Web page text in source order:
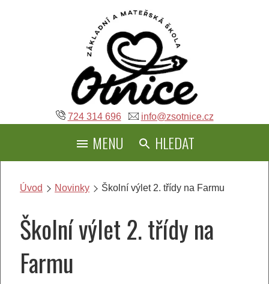
724 314 696 info@zsotnice.cz
MENU HLEDAT
Úvod Novinky Školní výlet 2. třídy na Farmu
Školní výlet 2. třídy na
Farmu